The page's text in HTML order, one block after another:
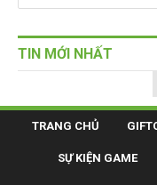
TIN MỚI NHẤT
TRANG CHỦ
SỰ KIỆN GAME